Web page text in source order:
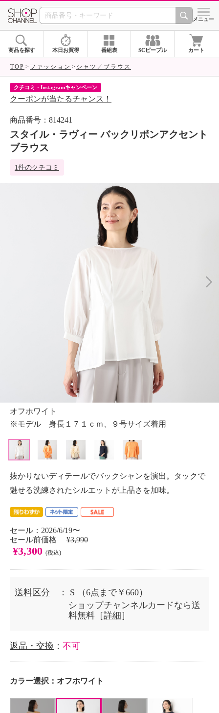
SHOP CHANNEL シメニュー
商品を探す 本日お買得 番組表 SCピープル カート
TOP ファッション シャツ／ブラウス
クチコミ・Instagramキャンペーン
クーポンが当たるチャンス！
商品番号：814241
スタイル・ラヴィー バックリボンアクセント
ブラウス
1件のクチコミ
オフホワイト
※モデル 身長１７１ｃｍ、９号サイズ着用
抜かりないディテールでバックシャンを演出。タックで
魅せる洗練されたシルエットが上品さを加味。
セール：2026/6/19〜
セール前価格 ¥3,990
¥3,300 (税込)
送料区分 ： S
（6点まで￥660）
ショップチャンネルカードなら送
料無料［詳細 ］
返品・交換 ： 不可
カラー選択： オフホワイト